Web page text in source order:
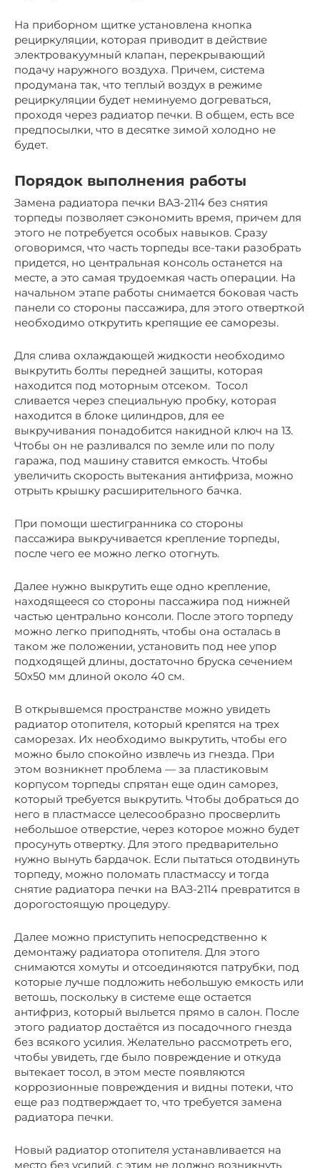
На приборном щитке установлена кнопка
рециркуляции, которая приводит в действие
электровакуумный клапан, перекрывающий
подачу наружного воздуха. Причем, система
продумана так, что теплый воздух в режиме
рециркуляции будет неминуемо догреваться,
проходя через радиатор печки. В общем, есть все
предпосылки, что в десятке зимой холодно не
будет.
Порядок выполнения работы
Замена радиатора печки ВАЗ-2114 без снятия
торпеды позволяет сэкономить время, причем для
этого не потребуется особых навыков. Сразу
оговоримся, что часть торпеды все-таки разобрать
придется, но центральная консоль останется на
месте, а это самая трудоемкая часть операции. На
начальном этапе работы снимается боковая часть
панели со стороны пассажира, для этого отверткой
необходимо открутить крепящие ее саморезы.
Для слива охлаждающей жидкости необходимо
выкрутить болты передней защиты, которая
находится под моторным отсеком. Тосол
сливается через специальную пробку, которая
находится в блоке цилиндров, для ее
выкручивания понадобится накидной ключ на 13.
Чтобы он не разливался по земле или по полу
гаража, под машину ставится емкость. Чтобы
увеличить скорость вытекания антифриза, можно
отрыть крышку расширительного бачка.
При помощи шестигранника со стороны
пассажира выкручивается крепление торпеды,
после чего ее можно легко отогнуть.
Далее нужно выкрутить еще одно крепление,
находящееся со стороны пассажира под нижней
частью центрально консоли. После этого торпеду
можно легко приподнять, чтобы она осталась в
таком же положении, установить под нее упор
подходящей длины, достаточно бруска сечением
50х50 мм длиной около 40 см.
В открывшемся пространстве можно увидеть
радиатор отопителя, который крепятся на трех
саморезах. Их необходимо выкрутить, чтобы его
можно было спокойно извлечь из гнезда. При
этом возникнет проблема — за пластиковым
корпусом торпеды спрятан еще один саморез,
который требуется выкрутить. Чтобы добраться до
него в пластмассе целесообразно просверлить
небольшое отверстие, через которое можно будет
просунуть отвертку. Для этого предварительно
нужно вынуть бардачок. Если пытаться отодвинуть
торпеду, можно поломать пластмассу и тогда
снятие радиатора печки на ВАЗ-2114 превратится в
дорогостоящую процедуру.
Далее можно приступить непосредственно к
демонтажу радиатора отопителя. Для этого
снимаются хомуты и отсоединяются патрубки, под
которые лучше подложить небольшую емкость или
ветошь, поскольку в системе еще остается
антифриз, который выльется прямо в салон. После
этого радиатор достаётся из посадочного гнезда
без всякого усилия. Желательно рассмотреть его,
чтобы увидеть, где было повреждение и откуда
вытекает тосол, в этом месте появляются
коррозионные повреждения и видны потеки, что
еще раз подтверждает то, что требуется замена
радиатора печки.
Новый радиатор отопителя устанавливается на
место без усилий, с этим не должно возникнуть